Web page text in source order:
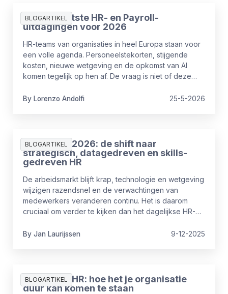
BLOGARTIKEL
De 10 grootste HR- en Payroll-
uitdagingen voor 2026
HR-teams van organisaties in heel Europa staan voor
een volle agenda. Personeelstekorten, stijgende
kosten, nieuwe wetgeving en de opkomst van AI
komen tegelijk op hen af. De vraag is niet of deze
drukken en wat HR daaraan kan doen.
By Lorenzo Andolfi 25-5-2026
BLOGARTIKEL
HR-trends 2026: de shift naar
strategisch, datagedreven en skills-
gedreven HR
De arbeidsmarkt blijft krap, technologie en wetgeving
wijzigen razendsnel en de verwachtingen van
medewerkers veranderen continu. Het is daarom
cruciaal om verder te kijken dan het dagelijkse HR-
uitvoerende naar strategische partner die veel
vandaag al mee te starten.
By Jan Laurijssen 9-12-2025
BLOGARTIKEL
Duurzaam HR: hoe het je organisatie
duur kan komen te staan